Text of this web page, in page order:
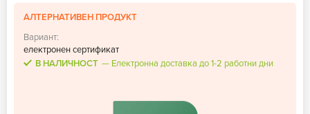
АЛТЕРНАТИВЕН ПРОДУКТ
Вариант:
електронен сертификат
В НАЛИЧНОСТ
Електронна доставка до 1-2 работни дни